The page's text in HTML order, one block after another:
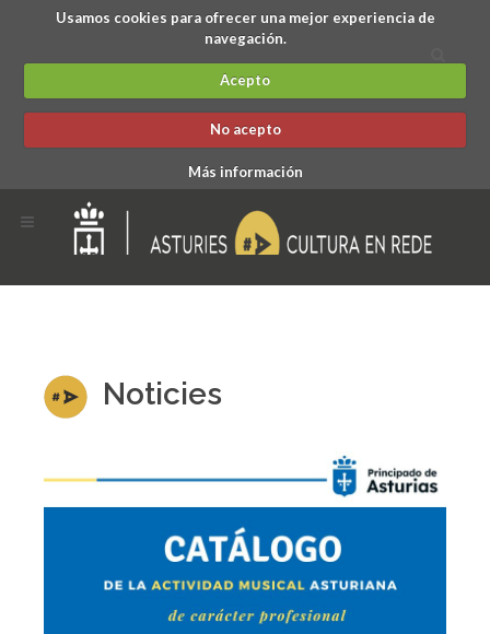
Usamos cookies para ofrecer una mejor experiencia de
navegación.
Acepto
No acepto
Más información
Noticies